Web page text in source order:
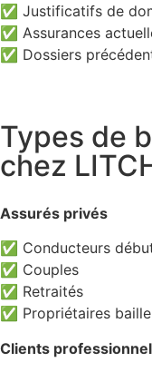
✅ Justificatifs de
✅ Assurances
✅ Dossiers
Types de
chez
Assurés privés
✅ Conducteurs
✅ Couples
✅ Retraités
✅ Propriétaires
Clients